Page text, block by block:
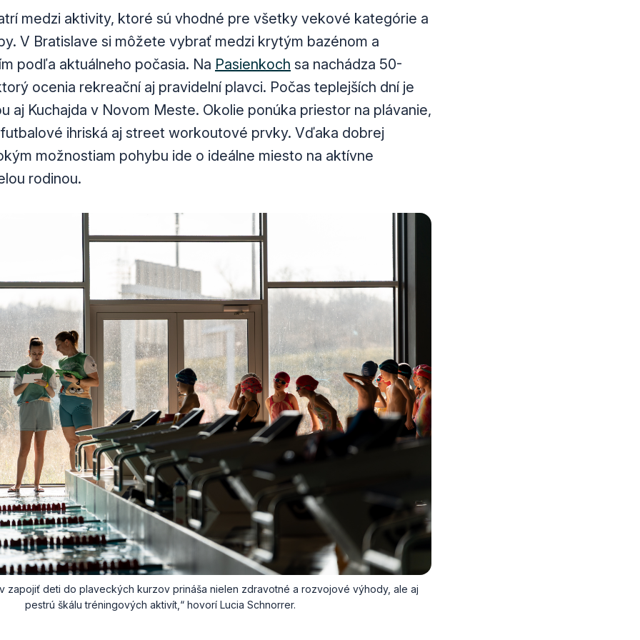
medzi aktivity, ktoré sú vhodné pre všetky vekové kategórie a
V Bratislave si môžete vybrať medzi krytým bazénom a
podľa aktuálneho počasia. Na Pasienkoch sa nachádza 50-
ocenia rekreační aj pravidelní plavci. Počas teplejších dní je
aj Kuchajda v Novom Meste. Okolie ponúka priestor na plávanie,
ihriská aj street workoutové prvky. Vďaka dobrej
možnostiam pohybu ide o ideálne miesto na aktívne
rodinou.
zapojiť deti do plaveckých kurzov prináša nielen zdravotné a rozvojové výhody, ale aj
pestrú škálu tréningových aktivít,“ hovorí Lucia Schnorrer.